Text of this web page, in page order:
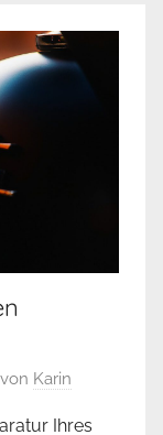
von Karin
Ihres